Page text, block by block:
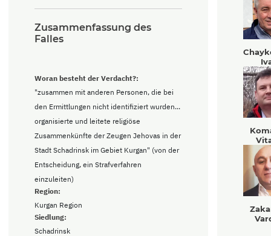
Zusammenfassung des
Falles
Region:
Kurgan Region
Siedlung:
Schadrinsk
Woran besteht der Verdacht?:
"zusammen mit anderen Personen, die bei
den Ermittlungen nicht identifiziert wurden...
organisierte und leitete religiöse
Zusammenkünfte der Zeugen Jehovas in der
Stadt Schadrinsk im Gebiet Kurgan" (von der
Entscheidung, ein Strafverfahren
einzuleiten)